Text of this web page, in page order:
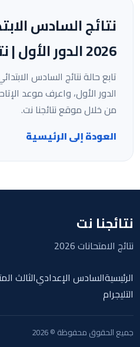
نتائج السادس
2026 الدور الأول | نتائجنا نت
الدور الأول، واعرف موعد
من خلال موقع نتائجنا نت.
العودة إلى الرئيسية
نتائجنا نت
نتائج الامتحانات 2026
الرئيسيةالسادس الإعداديالثالث
التليجرام
جميع الحقوق محفوظة © 2026